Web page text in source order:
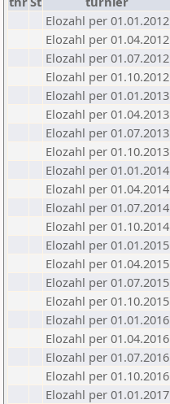
Elozahl per 01.01.2012
Elozahl per 01.04.2012
Elozahl per 01.07.2012
Elozahl per 01.10.2012
Elozahl per 01.01.2013
Elozahl per 01.04.2013
Elozahl per 01.07.2013
Elozahl per 01.10.2013
Elozahl per 01.01.2014
Elozahl per 01.04.2014
Elozahl per 01.07.2014
Elozahl per 01.10.2014
Elozahl per 01.01.2015
Elozahl per 01.04.2015
Elozahl per 01.07.2015
Elozahl per 01.10.2015
Elozahl per 01.01.2016
Elozahl per 01.04.2016
Elozahl per 01.07.2016
Elozahl per 01.10.2016
Elozahl per 01.01.2017